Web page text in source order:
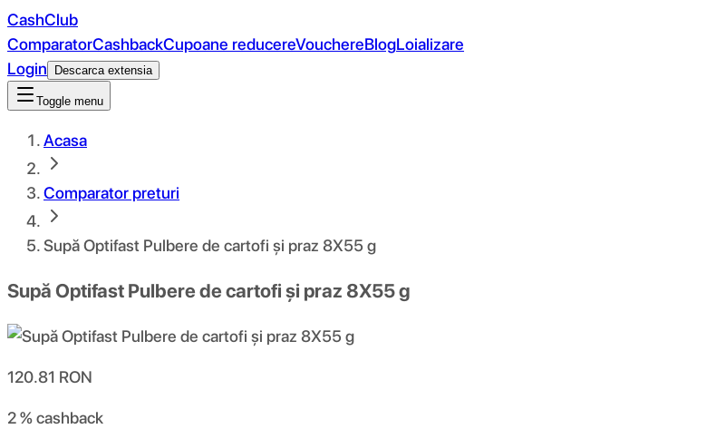
CashClub
ComparatorCashbackCupoane reducereVouchereBlogLoializare
Login
Descarca extensia
Toggle menu
Acasa
Comparator preturi
Supă Optifast Pulbere de cartofi și praz 8X55 g
Supă Optifast Pulbere de cartofi și praz 8X55 g
120.81 RON
2 %cashback